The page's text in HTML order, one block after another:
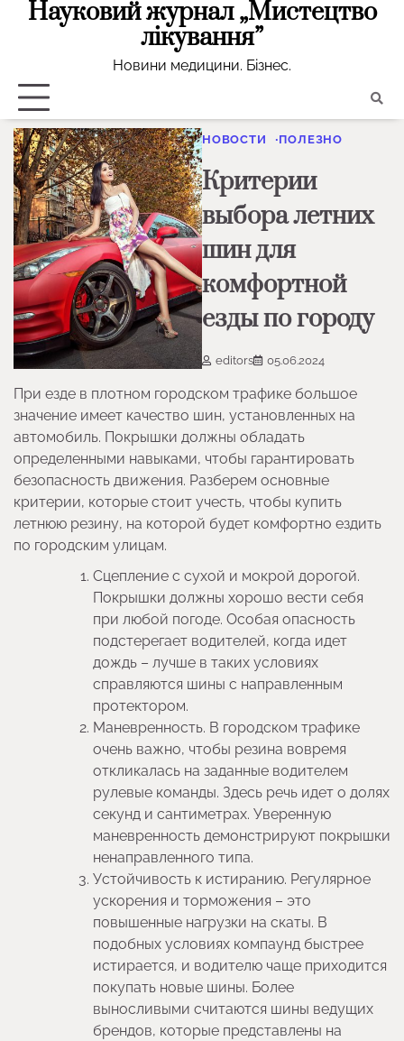
Науковий журнал „Мистецтво
лікування”
Новини медицини. Бізнес.
НОВОСТИ ПОЛЕЗНО
Критерии
выбора летних
шин для
комфортной
езды по городу
editors 05.06.2024
При езде в плотном городском трафике большое
значение имеет качество шин, установленных на
автомобиль. Покрышки должны обладать
определенными навыками, чтобы гарантировать
безопасность движения. Разберем основные
критерии, которые стоит учесть, чтобы купить
летнюю резину, на которой будет комфортно ездить
по городским улицам.
Сцепление с сухой и мокрой дорогой.
Покрышки должны хорошо вести себя
при любой погоде. Особая опасность
подстерегает водителей, когда идет
дождь – лучше в таких условиях
справляются шины с направленным
протектором.
Маневренность. В городском трафике
очень важно, чтобы резина вовремя
откликалась на заданные водителем
рулевые команды. Здесь речь идет о долях
секунд и сантиметрах. Уверенную
маневренность демонстрируют покрышки
ненаправленного типа.
Устойчивость к истиранию. Регулярное
ускорения и торможения – это
повышенные нагрузки на скаты. В
подобных условиях компаунд быстрее
истирается, и водителю чаще приходится
покупать новые шины. Более
выносливыми считаются шины ведущих
брендов, которые представлены на